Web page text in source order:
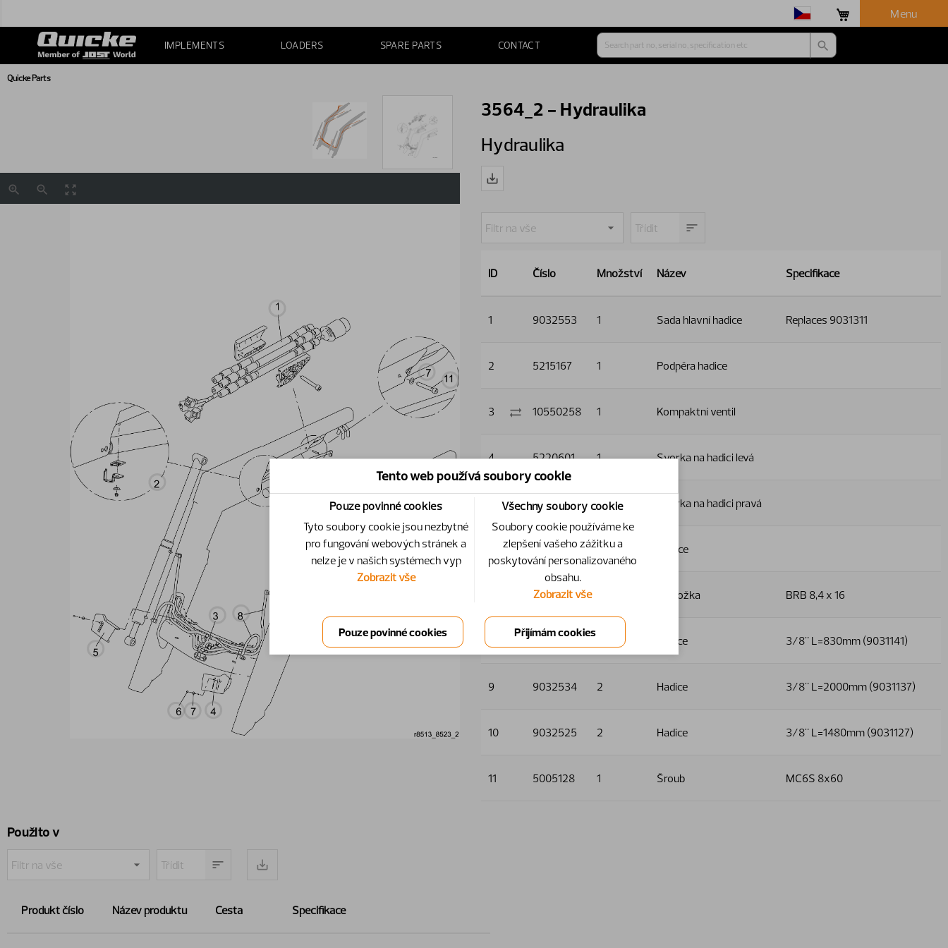
Menu
IMPLEMENTS LOADERS SPARE PARTS CONTACT
Quicke Parts
Použito v
Produkt číslo Název produktu Cesta Specifikace
3564_2 - Hydraulika
Hydraulika
ID Číslo Množství Název Specifikace
1 9032553 1 Sada hlavní hadice Replaces 9031311
2 5215167 1 Podpěra hadice
3 10550258 1 Kompaktní ventil
4 5220601 1 Svorka na hadici levá
5220603 1 Svorka na hadici pravá
5011910 2 Matice
5013101 Podložka BRB 8,4 x 16
9032602 Hadice 3/8" L=830mm (9031141)
9 9032534 2 Hadice 3/8" L=2000mm (9031137)
10 9032525 2 Hadice 3/8" L=1480mm (9031127)
11 5005128 1 Šroub MC6S 8x60
Tento web používá soubory cookie
Pouze povinné cookies
Tyto soubory cookie jsou nezbytné
pro fungování webových stránek a
nelze je v našich systémech vyp
Zobrazit vše
Všechny soubory cookie
Soubory cookie používáme ke
zlepšení vašeho zážitku a
poskytování personalizovaného
obsahu.
Zobrazit vše